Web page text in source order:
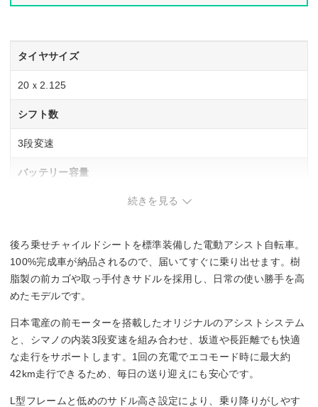
タイヤサイズ
20ｘ2.125
シフト数
3段変速
バッテリー容量
約3.5時間
◯
エコモード
◯
続きを見る
後ろ乗せチャイルドシートを標準装備した電動アシスト自転車。
100%完成車が納品されるので、届いてすぐに乗り出せます。樹
脂製の前カゴや取っ手付きサドルを採用し、日常の使い勝手を高
めたモデルです。
日本電産の前モーターを搭載したオリジナルのアシストシステム
と、シマノの内装3段変速を組み合わせ、坂道や長距離でも快適
な走行をサポートします。1回の充電でエコモード時に最大約
42km走行できるため、毎日の送り迎えにも安心です。
L型フレームと低めのサドル高さ設定により、乗り降りがしやす